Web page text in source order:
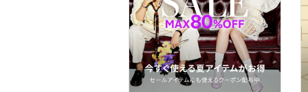
文房具
ペット用品
福袋・ギフト・その他